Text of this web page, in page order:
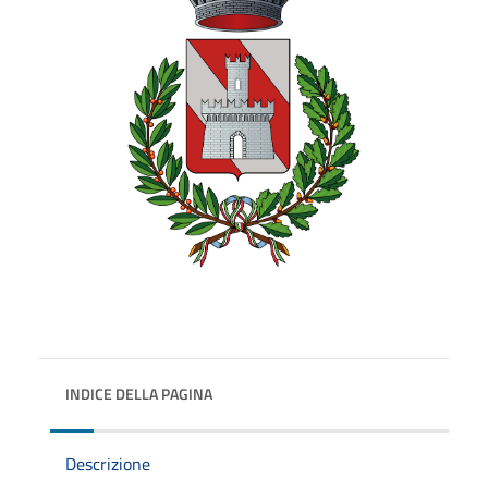
INDICE DELLA PAGINA
Descrizione